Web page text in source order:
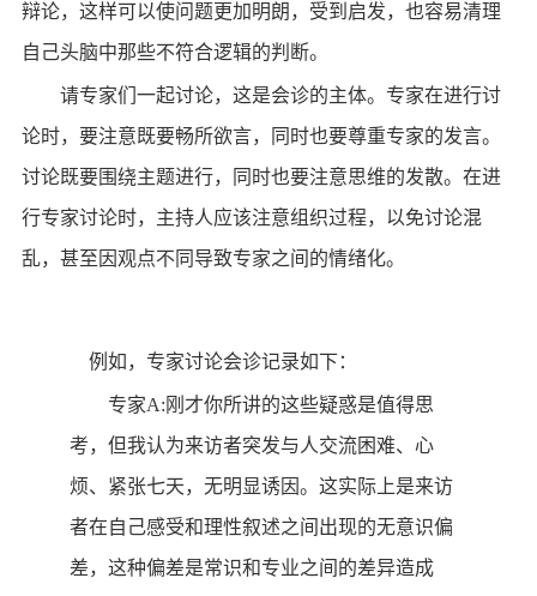
辩论，这样可以使问题更加明朗，受到启发，也容易清理
自己头脑中那些不符合逻辑的判断。
请专家们一起讨论，这是会诊的主体。专家在进行讨
论时，要注意既要畅所欲言，同时也要尊重专家的发言。
讨论既要围绕主题进行，同时也要注意思维的发散。在进
行专家讨论时，主持人应该注意组织过程，以免讨论混
乱，甚至因观点不同导致专家之间的情绪化。
例如，专家讨论会诊记录如下：
专家A:刚才你所讲的这些疑惑是值得思
考，但我认为来访者突发与人交流困难、心
烦、紧张七天，无明显诱因。这实际上是来访
者在自己感受和理性叙述之间出现的无意识偏
差，这种偏差是常识和专业之间的差异造成